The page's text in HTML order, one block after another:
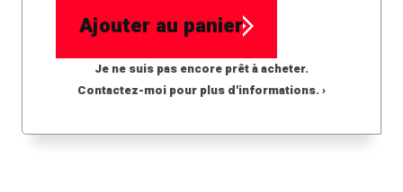
Ajouter au panier
Je ne suis pas encore prêt à acheter.
Contactez-moi pour plus d'informations. ›